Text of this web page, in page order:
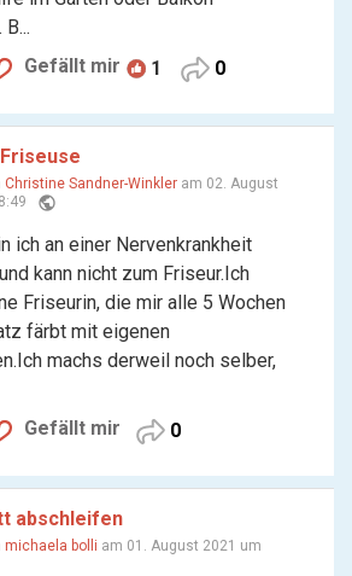
Gefällt mir 1 0
Christine Sandner-Winkler am 02. August
public
ich an einer Nervenkrankheit
kann nicht zum Friseur.Ich
Friseurin, die mir alle 5 Wochen
färbt mit eigenen
machs derweil noch selber,
Gefällt mir 0
abschleifen
michaela bolli am 01. August 2021 um